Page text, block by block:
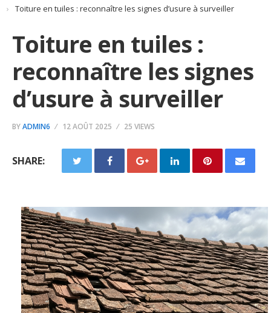
Toiture en tuiles : reconnaître les signes d’usure à surveiller
Toiture en tuiles :
reconnaître les signes
d’usure à surveiller
BYADMIN6 12 AOÛT 2025 25 VIEWS
SHARE: